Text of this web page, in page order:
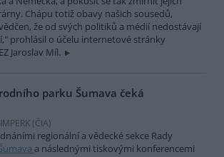
Chápu totiž obavy našich sousedů,
že od svých politiků a médií nedostávají
prohlásil o účelu internetové stránky
Jaroslav Míl.
parku Šumava čeká
(ČIA)
regionální a vědecké sekce Rady
a následnými tiskovými konferencemi